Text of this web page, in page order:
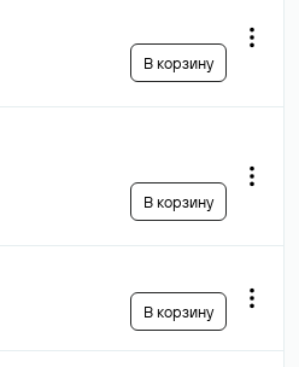
В корзину
В корзину
В корзину